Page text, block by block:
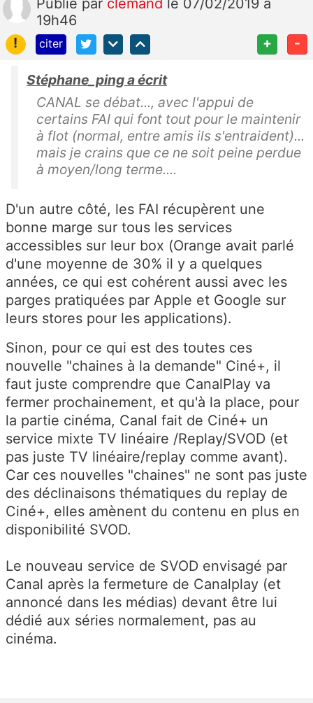
Publié par clemand
le 07/02/2019 à
19h46
!
citer + -
Stéphane_ping a écrit
CANAL se débat..., avec l'appui de
certains FAI qui font tout pour le maintenir
à flot (normal, entre amis ils s'entraident)...
mais je crains que ce ne soit peine perdue
à moyen/long terme....
D'un autre côté, les FAI récupèrent une
bonne marge sur tous les services
accessibles sur leur box (Orange avait parlé
d'une moyenne de 30% il y a quelques
années, ce qui est cohérent aussi avec les
parges pratiquées par Apple et Google sur
leurs stores pour les applications).
Sinon, pour ce qui est des toutes ces
nouvelle "chaines à la demande" Ciné+, il
faut juste comprendre que CanalPlay va
fermer prochainement, et qu'à la place, pour
la partie cinéma, Canal fait de Ciné+ un
service mixte TV linéaire /Replay/SVOD (et
pas juste TV linéaire/replay comme avant).
Car ces nouvelles "chaines" ne sont pas juste
des déclinaisons thématiques du replay de
Ciné+, elles amènent du contenu en plus en
disponibilité SVOD.
Le nouveau service de SVOD envisagé par
Canal après la fermeture de Canalplay (et
annoncé dans les médias) devant être lui
dédié aux séries normalement, pas au
cinéma.